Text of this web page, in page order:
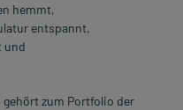
hemmt,
entspannt,
und
zum Portfolio der